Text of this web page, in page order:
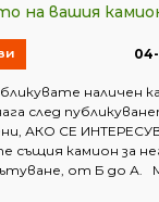
на вашия
наличен
след
АКО СЕ
същия камион за
от Б до А.